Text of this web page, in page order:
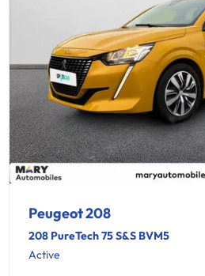
Peugeot 208
208 PureTech 75 S&S BVM5
Active